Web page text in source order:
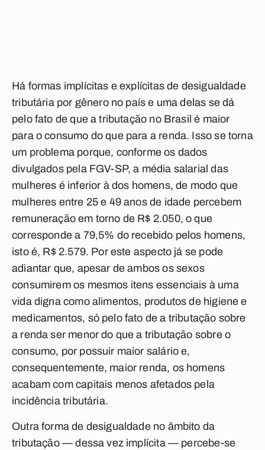
Há formas implícitas e explícitas de desigualdade
tributária por gênero no país e uma delas se dá
pelo fato de que a tributação no Brasil é maior
para o consumo do que para a renda. Isso se torna
um problema porque, conforme os dados
divulgados pela FGV-SP, a média salarial das
mulheres é inferior à dos homens, de modo que
mulheres entre 25 e 49 anos de idade percebem
remuneração em torno de R$ 2.050, o que
corresponde a 79,5% do recebido pelos homens,
isto é, R$ 2.579. Por este aspecto já se pode
adiantar que, apesar de ambos os sexos
consumirem os mesmos itens essenciais à uma
vida digna como alimentos, produtos de higiene e
medicamentos, só pelo fato de a tributação sobre
a renda ser menor do que a tributação sobre o
consumo, por possuir maior salário e,
consequentemente, maior renda, os homens
acabam com capitais menos afetados pela
incidência tributária.
Outra forma de desigualdade no âmbito da
tributação — dessa vez implícita — percebe-se